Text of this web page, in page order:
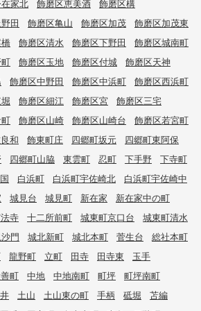
家北 飾磨区恵美酒
飾磨区構
田 飾磨区亀山 飾磨区加茂
飾磨区加茂東
飾磨区清水 飾磨区下野田
飾磨区城南町
飾磨区玉地 飾磨区付城
飾磨区天神
飾磨区中野田 飾磨区中浜町
飾磨区西浜町
飾磨区細江 飾磨区宮
飾磨区三宅
飾磨区山崎 飾磨区山崎台
飾磨区若宮町
和 飾東町庄 四郷町坂元
四郷町東阿保
四郷町山脇 東雲町 忍町 下手野
下寺町
白浜町 白浜町宇佐崎北
白浜町宇佐崎中
城見台 城見町 新在家
新在家中の町
寺 十二所前町 城東町京口台
城東町清水
門 城北新町 城北本町 菅生台
総社本町
龍野町 立町 田寺 田寺東
玉手
町 中地 中地南町 町坪
町坪南町
土山 土山東の町 手柄 砥堀
苫編